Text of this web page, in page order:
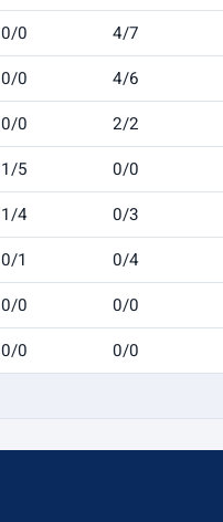
4/7
0/0
4/6
0/0
2/2
0/0
0/0
1/5
0/3
1/4
0/4
0/1
0/0
0/0
0/0
0/0